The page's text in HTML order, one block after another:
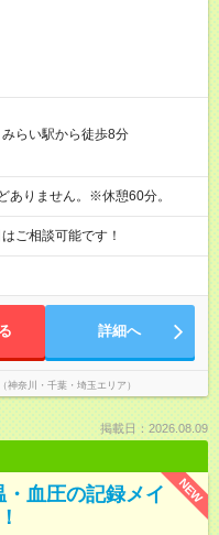
らい駅から徒歩8分
りません。※休憩60分。
ご相談可能です！
詳細へ
神奈川・千葉・埼玉エリア）
掲載日：2026.08.09
NEW
血圧の記録メイ